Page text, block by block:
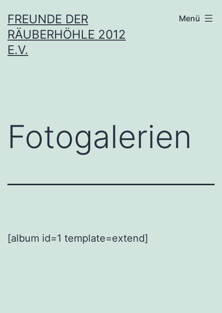
Inhalt
springen
FREUNDE DER
RÄUBERHÖHLE 2012
E.V.
Menü
Fotogalerien
[album id=1 template=extend]